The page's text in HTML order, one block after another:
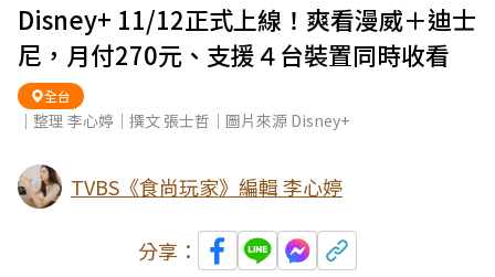
Disney+ 11/12正式上線！爽看漫威＋迪士
尼，月付270元、支援４台裝置同時收看
全台
｜整理 李心婷｜撰文 張士哲｜圖片來源 Disney+
TVBS《食尚玩家》編輯 李心婷
分享：